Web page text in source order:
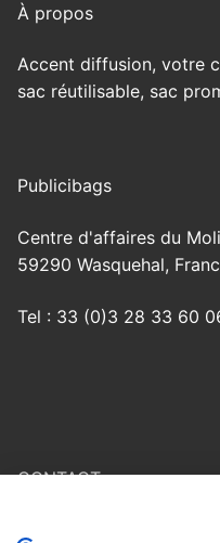
À propos
Accent diffusion, votre
sac réutilisable, sac
Publicibags
Centre d'affaires du
59290 Wasquehal,
Tel : 33 (0)3 28 33 60
CONTACT